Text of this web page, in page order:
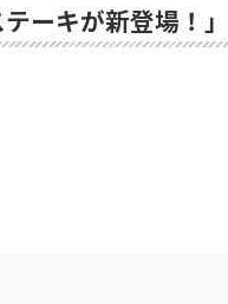
ーキが新登場！」